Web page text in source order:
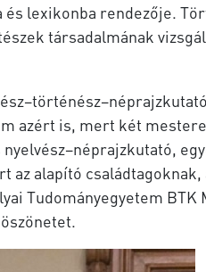
lexikonba rendezője.
társadalmának
azért is, mert két
az alapító családtagoknak,
Tudományegyetem BTK